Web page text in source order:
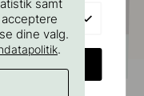
samt
dine valg.
.